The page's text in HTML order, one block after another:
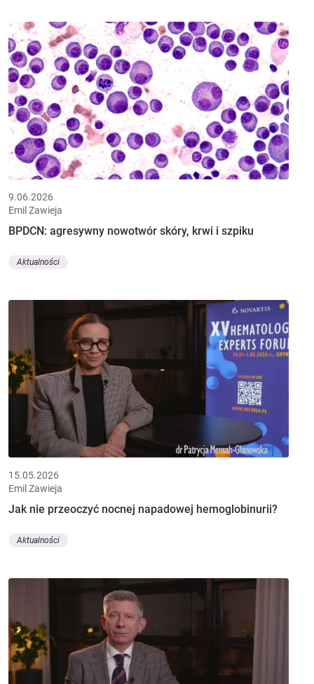
9.06.2026
Emil Zawieja
BPDCN: agresywny nowotwór skóry, krwi i szpiku
Aktualności
15.05.2026
Emil Zawieja
Jak nie przeoczyć nocnej napadowej hemoglobinurii?
Aktualności